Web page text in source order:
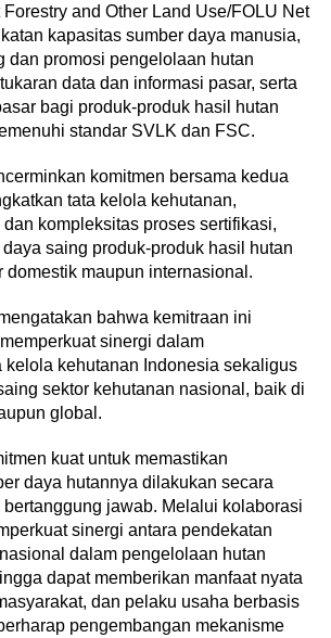
and Other Land Use/FOLU Net
kapasitas sumber daya manusia,
dan promosi pengelolaan hutan
data dan informasi pasar, serta
bagi produk-produk hasil hutan
standar SVLK dan FSC.
komitmen bersama kedua
tata kelola kehutanan,
kompleksitas proses sertifikasi,
saing produk-produk hasil hutan
domestik maupun internasional.
bahwa kemitraan ini
sinergi dalam
kelola kehutanan Indonesia sekaligus
sektor kehutanan nasional, baik di
global.
kuat untuk memastikan
daya hutannya dilakukan secara
jawab. Melalui kolaborasi
sinergi antara pendekatan
dalam pengelolaan hutan
dapat memberikan manfaat nyata
dan pelaku usaha berbasis
pengembangan mekanisme